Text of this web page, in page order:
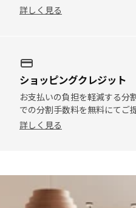
詳しく見る
ショッピングクレジット
お支払いの負担を軽減する分
での分割手数料を無料にてご
詳しく見る